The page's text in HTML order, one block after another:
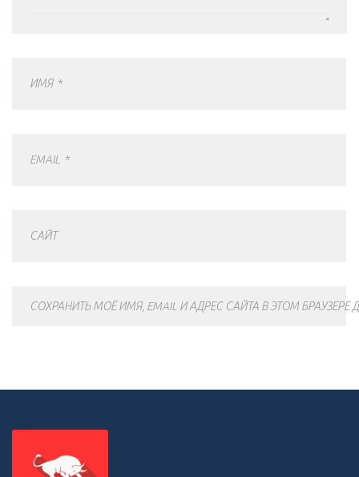
ИМЯ *
EMAIL *
САЙТ
СОХРАНИТЬ МОЁ ИМЯ, EMAIL И АДРЕС САЙТА В ЭТОМ